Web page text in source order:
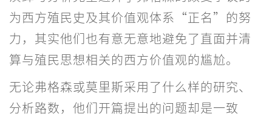
为西方殖民史及其价值观体系“正名”的努
力，其实他们也有意无意地避免了直面并清
算与殖民思想相关的西方价值观的尴尬。
无论弗格森或莫里斯采用了什么样的研究、
分析路数，他们开篇提出的问题却是一致